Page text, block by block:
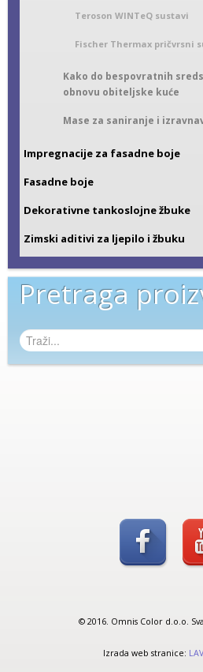
Teroson WINTeQ sustavi
Fischer Thermax pričvrsni
Kako do bespovratnih
obnovu obiteljske kuće
Mase za saniranje i
Impregnacije za fasadne boje
Fasadne boje
Dekorativne tankoslojne žbuke
Zimski aditivi za ljepilo i žbuku
Pretraga
© 2016. Omnis Color d.o.o.
Izrada web stranice: